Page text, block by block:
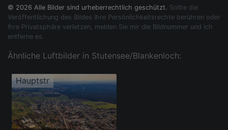
© 2026 Alle Bilder sind urheberrechtlich geschützt. Sollte die
Veröffentlichung des Bildes Ihre Persönlichkeitsrechte berühren oder
Ihre Privatsphäre verletzen, melden Sie mir die Bildnummer und ich
entferne es.
Ähnliche Luftbilder in Stutensee/Blankenloch:
Hauptstr